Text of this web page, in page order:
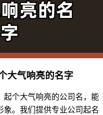
大气响亮的名字
起个大气响亮的公司名，能
象。我们提供专业公司起名